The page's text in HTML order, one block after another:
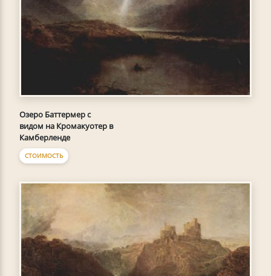
Озеро Баттермер с
видом на Кромакуотер в
Камберленде
СТОИМОСТЬ